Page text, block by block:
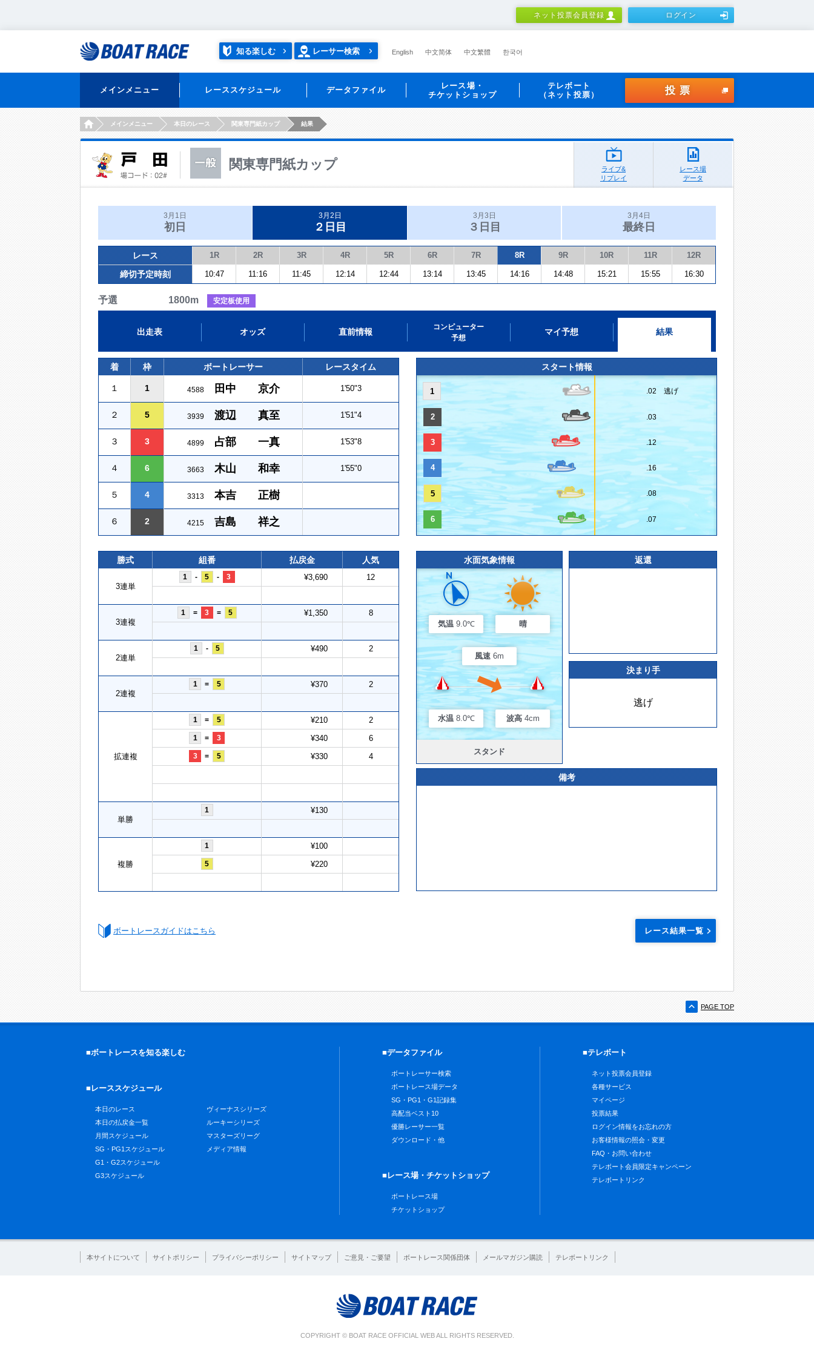
ネット投票会員登録 ログイン
知る楽しむ レーサー検索 English 中文简体 中文繁體 한국어
メインメニュー レーススケジュール データファイル
レース場・
チケットショップ
テレボート
（ネット投票）
投票
HOMEメインメニュー 本日のレース 関東専門紙カップ 結果
関東専門紙カップ
ライブ&
リプレイ
レース場
データ
3月1日
初日
3月2日
２日目
3月3日
３日目
3月4日
最終日
レース 1R 2R 3R 4R 5R 6R 7R 8R 9R 10R 11R 12R
締切予定時刻 10:47 11:16 11:45 12:14 12:44 13:14 13:45 14:16 14:48 15:21 15:55 16:30
予選 1800m 安定板使用
出走表 オッズ 直前情報
コンピューター
予想
マイ予想 結果
着 枠 ボートレーサー レースタイム
１ 1 4588 田中 京介 1'50"3
２ 5 3939 渡辺 真至 1'51"4
３ 3 4899 占部 一真 1'53"8
４ 6 3663 木山 和幸 1'55"0
５ 4 3313 本吉 正樹
６ 2 4215 吉島 祥之
スタート情報
1 .02 逃げ
2 .03
3 .12
4 .16
5 .08
6 .07
勝式 組番 払戻金 人気
3連単
1 - 5 - 3 ¥3,690 12
3連複
1 = 3 = 5 ¥1,350 8
2連単
1 - 5 ¥490 2
2連複
1 = 5 ¥370 2
拡連複
1 = 5 ¥210 2
1 = 3 ¥340 6
3 = 5 ¥330 4
単勝
1 ¥130
複勝
1 ¥100
5 ¥220
水面気象情報
気温 9.0℃ 晴
風速 6m
水温 8.0℃ 波高 4cm
スタンド
返還
決まり手
逃げ
備考
ボートレースガイドはこちら レース結果一覧
PAGE TOP
■ボートレースを知る楽しむ
■レーススケジュール
本日のレース
本日の払戻金一覧
月間スケジュール
SG・PG1スケジュール
G1・G2スケジュール
G3スケジュール
ヴィーナスシリーズ
ルーキーシリーズ
マスターズリーグ
メディア情報
■データファイル
ボートレーサー検索
ボートレース場データ
SG・PG1・G1記録集
高配当ベスト10
優勝レーサー一覧
ダウンロード・他
■レース場・チケットショップ
ボートレース場
チケットショップ
■テレボート
ネット投票会員登録
各種サービス
マイページ
投票結果
ログイン情報をお忘れの方
お客様情報の照会・変更
FAQ・お問い合わせ
テレボート会員限定キャンペーン
テレボートリンク
本サイトについて サイトポリシー プライバシーポリシー サイトマップ ご意見・ご要望 ボートレース関係団体 メールマガジン購読 テレボートリンク
COPYRIGHT © BOAT RACE OFFICIAL WEB ALL RIGHTS RESERVED.